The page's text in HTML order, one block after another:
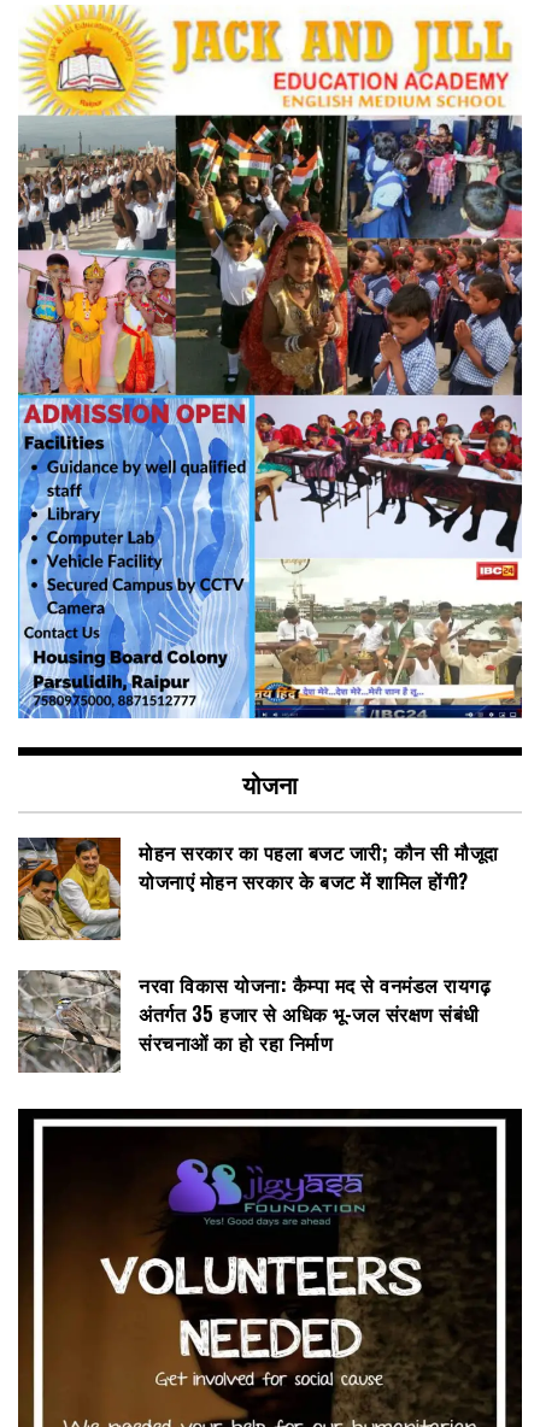
योजना
मोहन सरकार का पहला बजट जारी; कौन सी मौजूदा
योजनाएं मोहन सरकार के बजट में शामिल होंगी?
नरवा विकास योजना: कैम्पा मद से वनमंडल रायगढ़
अंतर्गत 35 हजार से अधिक भू-जल संरक्षण संबंधी
संरचनाओं का हो रहा निर्माण